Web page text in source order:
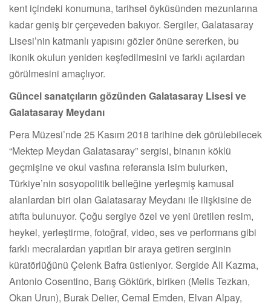
kent içindeki konumuna, tarihsel öyküsünden mezunlarına
kadar geniş bir çerçeveden bakıyor. Sergiler, Galatasaray
Lisesi’nin katmanlı yapısını gözler önüne sererken, bu
ikonik okulun yeniden keşfedilmesini ve farklı açılardan
görülmesini amaçlıyor.
Güncel sanatçıların gözünden Galatasaray Lisesi ve
Galatasaray Meydanı
Pera Müzesi’nde 25 Kasım 2018 tarihine dek görülebilecek
“Mektep Meydan Galatasaray” sergisi, binanın köklü
geçmişine ve okul vasfına referansla isim bulurken,
Türkiye’nin sosyopolitik belleğine yerleşmiş kamusal
alanlardan biri olan Galatasaray Meydanı ile ilişkisine de
atıfta bulunuyor. Çoğu sergiye özel ve yeni üretilen resim,
heykel, yerleştirme, fotoğraf, video, ses ve performans gibi
farklı mecralardan yapıtları bir araya getiren serginin
küratörlüğünü Çelenk Bafra üstleniyor. Sergide Ali Kazma,
Antonio Cosentino, Barış Göktürk, biriken (Melis Tezkan,
Okan Urun), Burak Delier, Cemal Emden, Elvan Alpay,